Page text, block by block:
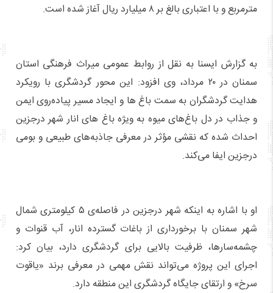
مترمربع و با اعتباری بالغ بر ۸ میلیارد ریال آغاز شده است.
به گزارش ایسنا به نقل از روابط عمومی میراث‌ فرهنگی استان
سمنان در ۲۰ مرداد، وی افزود: این محور گردشگری با رویکرد
هدایت گردشگران به سمت باغ ها و ایجاد مسیر پیاده‌روی ایمن
و جذاب در دل باغ‌های میوه به ویژه باغ های انار شهر درجزین
احداث شده که نقشی مؤثر در معرفی جاذبه‌های طبیعی و بومی
درجزین ایفا می‌کند.
او با اشاره به اینکه شهر درجزین در فاصله‌ی ۵ کیلومتری شمال
شهر سمنان با برخورداری از باغات گسترده انار، آب قنوات و
چشمه‌سارها، ظرفیت بالایی برای گردشگری دارد، بیان کرد:
اجرای این پروژه می‌تواند نقش مهمی در معرفی برند «یاقوت
سرخ» و ارتقای جایگاه گردشگری این منطقه دارد.